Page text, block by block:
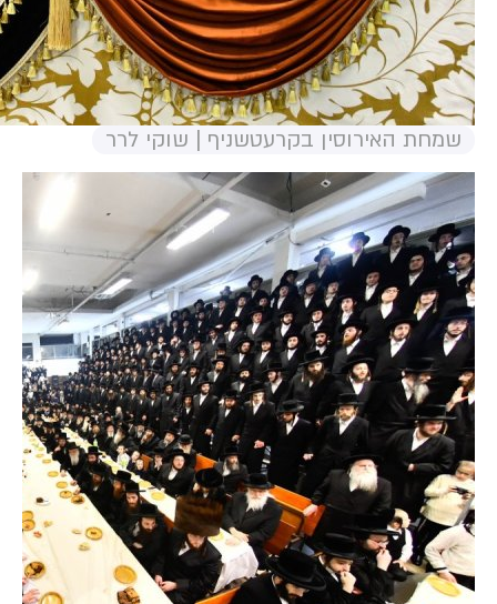
שמחת האירוסין בקרעטשניף | שוקי לרר